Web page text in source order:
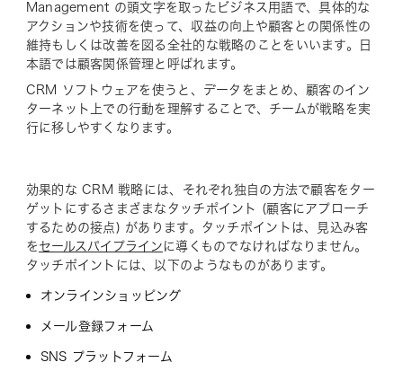
Management の頭文字を取ったビジネス用語で、具体的な
アクションや技術を使って、収益の向上や顧客との関係性の
維持もしくは改善を図る全社的な戦略のことをいいます。日
本語では顧客関係管理と呼ばれます。
CRM ソフトウェアを使うと、データをまとめ、顧客のイン
ターネット上での行動を理解することで、チームが戦略を実
行に移しやすくなります。
効果的な CRM 戦略には、それぞれ独自の方法で顧客をター
ゲットにするさまざまなタッチポイント (顧客にアプローチ
するための接点) があります。タッチポイントは、見込み客
を セールスパイプライン に導くものでなければなりません。
タッチポイントには、以下のようなものがあります。
オンラインショッピング
メール登録フォーム
SNS プラットフォーム